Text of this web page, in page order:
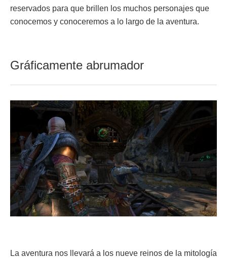
reservados para que brillen los muchos personajes que
conocemos y conoceremos a lo largo de la aventura.
Gráficamente abrumador
La aventura nos llevará a los nueve reinos de la mitología